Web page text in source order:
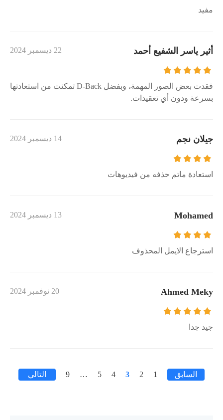
مفيد
أثير ياسر الشفيع أحمد 22 ديسمبر 2024
فقدت بعض الصور المهمة، وبفضل D-Back تمكنت من استعادتها
بسرعة ودون أي تعقيدات.
جيلان نجم 14 ديسمبر 2024
استعادة ماتم حذفه من فيديوهات
Mohamed 13 ديسمبر 2024
استرجاع الايمل المحذوف
Ahmed Meky 20 نوفمبر 2024
جيد جدا
السابق 1
2
3
4
5
…
9 التالي